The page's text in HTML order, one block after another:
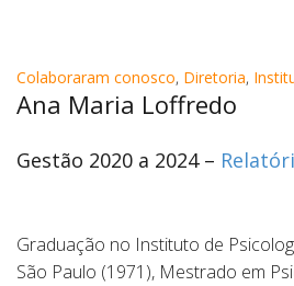
Colaboraram conosco, Diretoria,
Ana Maria Loffredo
Gestão 2020 a 2024 –
Graduação no Instituto de
São Paulo (1971), Mestrado em